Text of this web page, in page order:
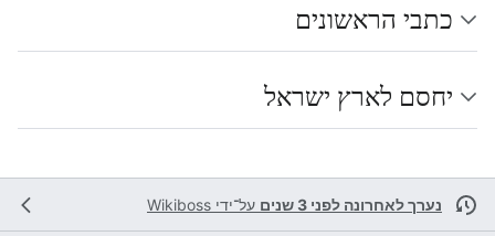
כתבי הראשונים
יחסם לארץ ישראל
נערך לאחרונה לפני 3 שנים על־ידי Wikiboss